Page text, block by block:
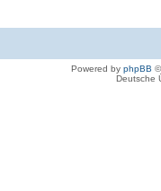
Powered by phpBB
Deutsche